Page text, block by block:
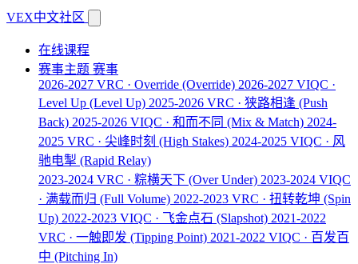
VEX中文社区
在线课程
赛事主题 赛事
2026-2027 VRC · Override (Override) 2026-2027 VIQC ·
Level Up (Level Up) 2025-2026 VRC · 狭路相逢 (Push
Back) 2025-2026 VIQC · 和而不同 (Mix & Match) 2024-
2025 VRC · 尖峰时刻 (High Stakes) 2024-2025 VIQC · 风
驰电掣 (Rapid Relay)
2023-2024 VRC · 粽横天下 (Over Under) 2023-2024 VIQC
· 满载而归 (Full Volume) 2022-2023 VRC · 扭转乾坤 (Spin
Up) 2022-2023 VIQC · 飞金点石 (Slapshot) 2021-2022
VRC · 一触即发 (Tipping Point) 2021-2022 VIQC · 百发百
中 (Pitching In)